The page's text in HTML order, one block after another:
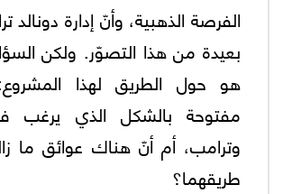
الفرصة الذهبية، وأنّ إدارة
بعيدة من هذا التصوّر. ولكن
هو حول الطريق لهذا
مفتوحة بالشكل الذي يرغب
وترامب، أم أنّ هناك عوائق ما
طريقهما؟